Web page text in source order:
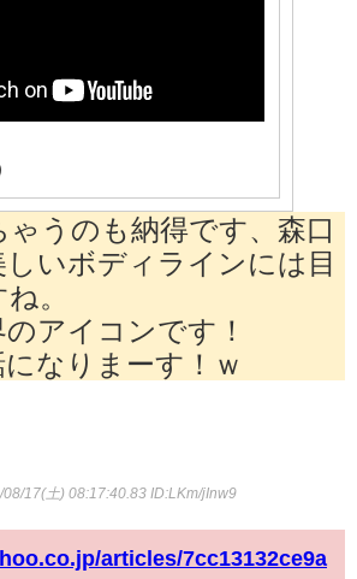
ゃうのも納得です、森口
いボディラインには目
。
アイコンです！
なりまーす！ｗ
08/17(土) 08:17:40.83 ID:LKm/jInw9
articles/7cc13132ce9a